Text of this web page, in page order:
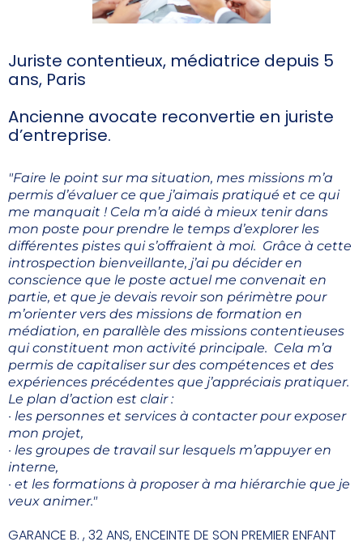
Juriste contentieux, médiatrice depuis 5
ans, Paris
Ancienne avocate reconvertie en juriste
d’entreprise.
"Faire le point sur ma situation, mes missions m’a
permis d’évaluer ce que j’aimais pratiqué et ce qui
me manquait ! Cela m’a aidé à mieux tenir dans
mon poste pour prendre le temps d’explorer les
différentes pistes qui s’offraient à moi. Grâce à cette
introspection bienveillante, j’ai pu décider en
conscience que le poste actuel me convenait en
partie, et que je devais revoir son périmètre pour
m’orienter vers des missions de formation en
médiation, en parallèle des missions contentieuses
qui constituent mon activité principale. Cela m’a
permis de capitaliser sur des compétences et des
expériences précédentes que j’appréciais pratiquer.
Le plan d’action est clair :
· les personnes et services à contacter pour exposer
mon projet,
· les groupes de travail sur lesquels m’appuyer en
interne,
· et les formations à proposer à ma hiérarchie que je
veux animer."
GARANCE B. , 32 ANS, ENCEINTE DE SON PREMIER ENFANT